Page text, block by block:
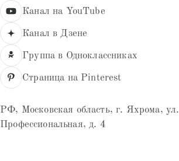
Канал на YouTube
Канал в Дзене
Группа в Одноклассниках
Страница на Pinterest
РФ, Московская область, г. Яхрома, ул.
Профессиональная, д. 4